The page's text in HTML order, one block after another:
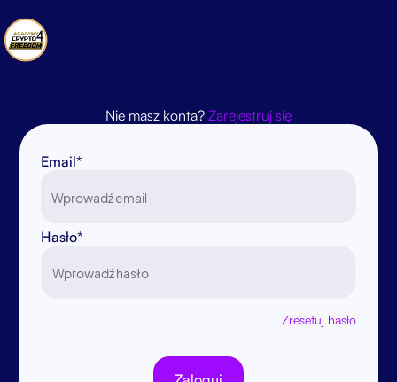
Nie masz konta? Zarejestruj się
Email*
Hasło*
Zresetuj hasło